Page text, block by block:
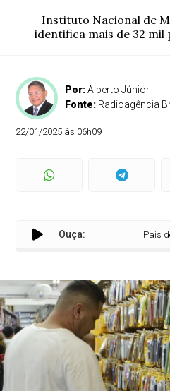
Instituto Nacional de
identifica mais de 32
Por:Alberto Júnior
Fonte: Radioagência
22/01/2025 às 06h09
Ouça: Pais